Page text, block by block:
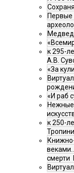
Первые
к 295-
А.В.
«За
«И раб
Нежные
к 250-
смерти